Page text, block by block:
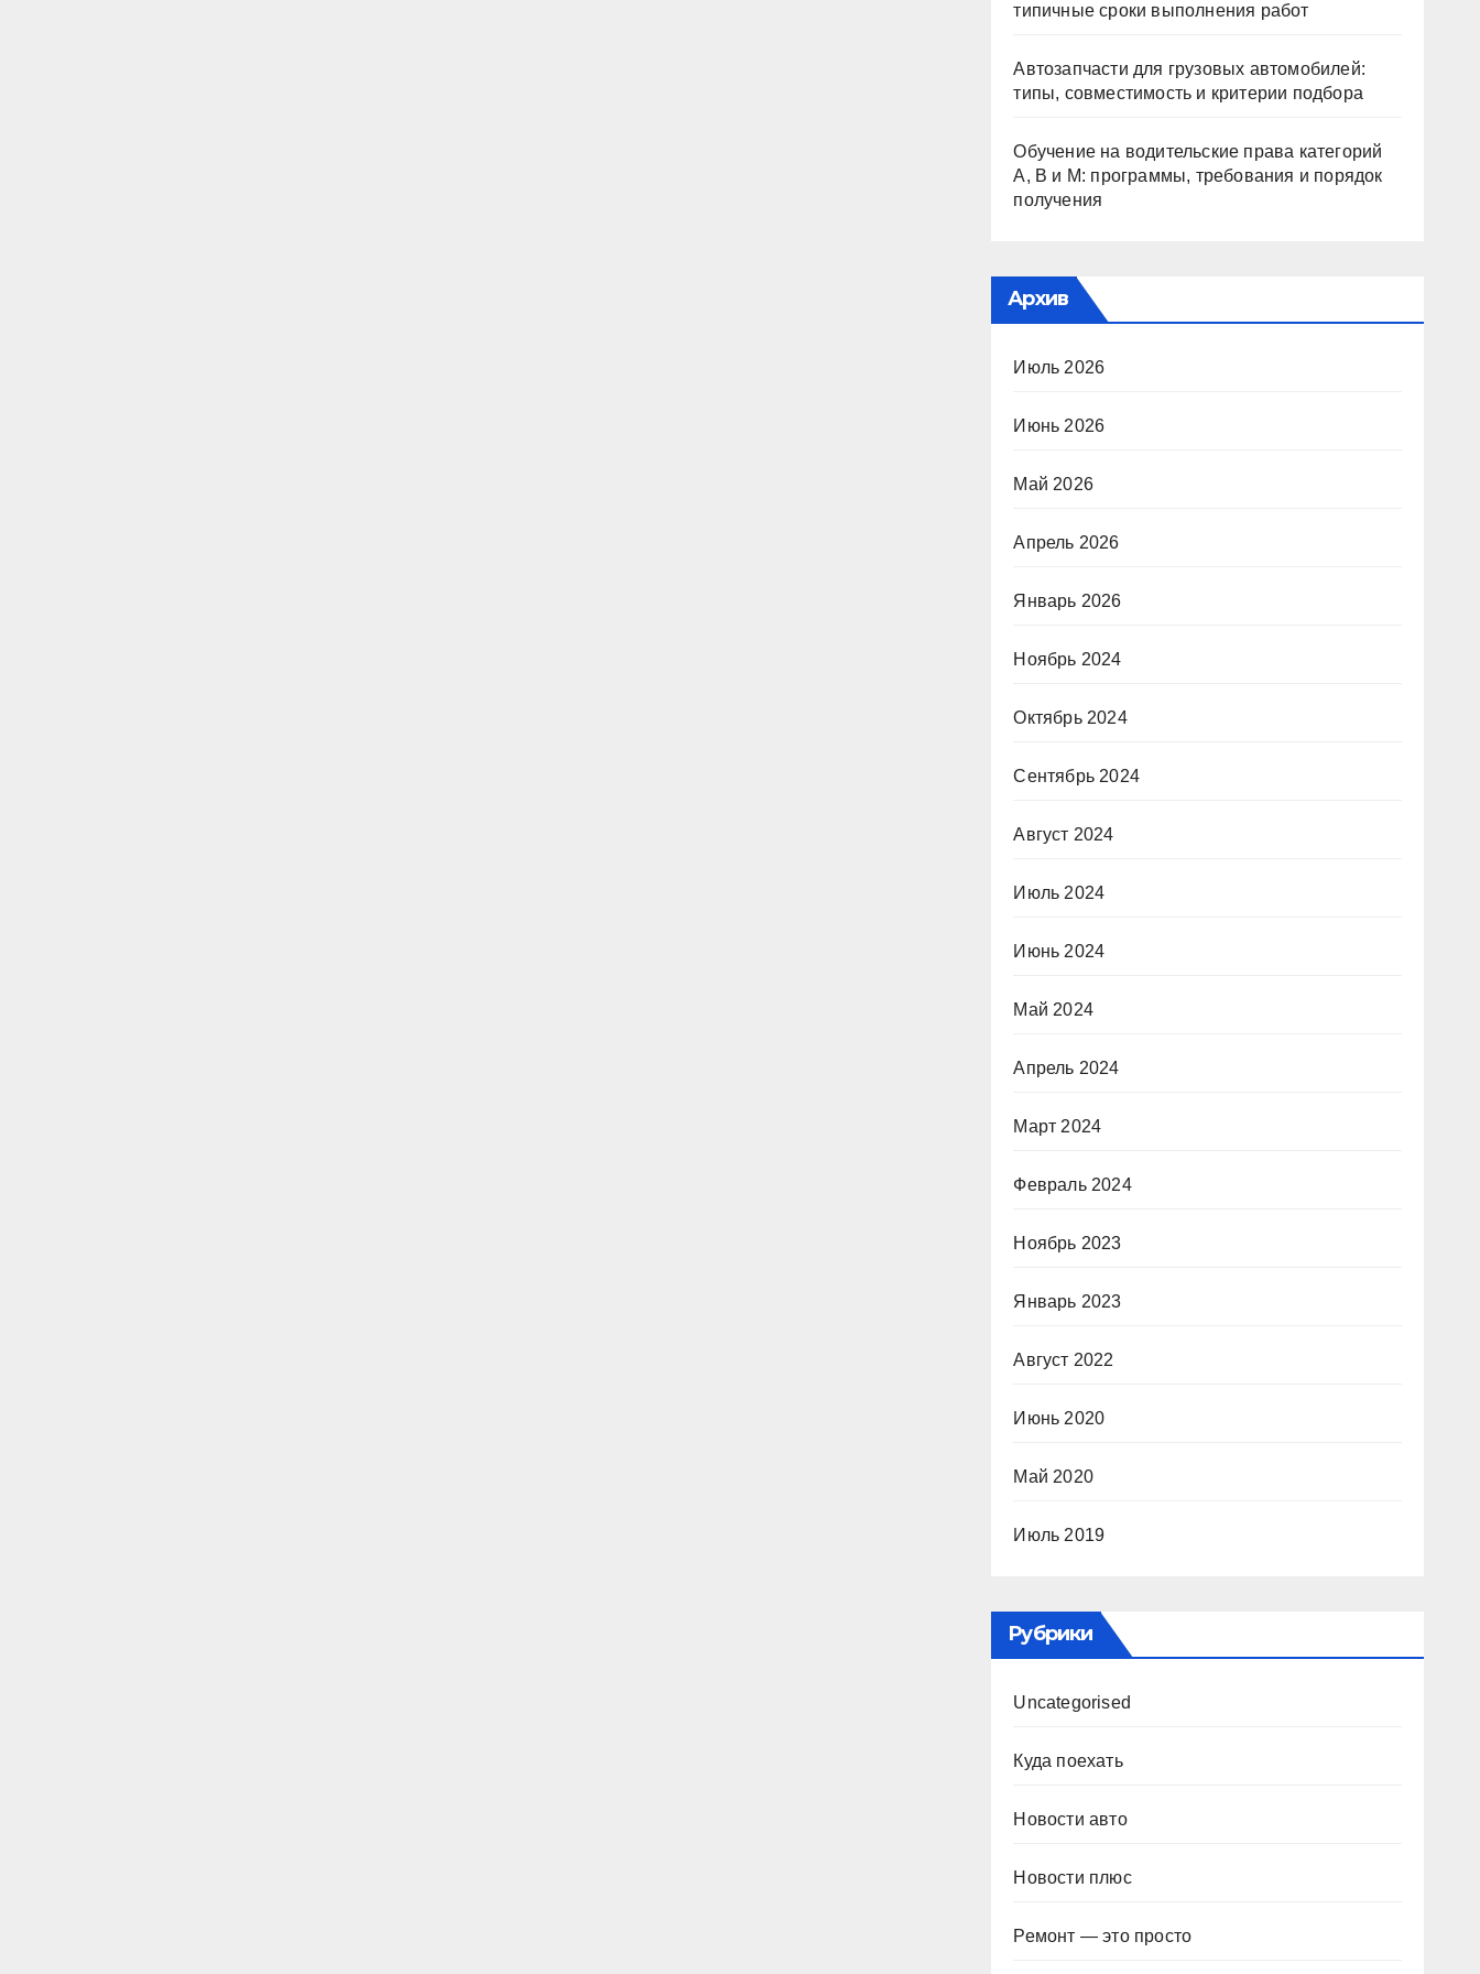
типичные сроки выполнения работ
Автозапчасти для грузовых автомобилей:
типы, совместимость и критерии подбора
Обучение на водительские права категорий
A, B и M: программы, требования и порядок
получения
Архив
Июль 2026
Июнь 2026
Май 2026
Апрель 2026
Январь 2026
Ноябрь 2024
Октябрь 2024
Сентябрь 2024
Август 2024
Июль 2024
Июнь 2024
Май 2024
Апрель 2024
Март 2024
Февраль 2024
Ноябрь 2023
Январь 2023
Август 2022
Июнь 2020
Май 2020
Июль 2019
Рубрики
Uncategorised
Куда поехать
Новости авто
Новости плюс
Ремонт — это просто